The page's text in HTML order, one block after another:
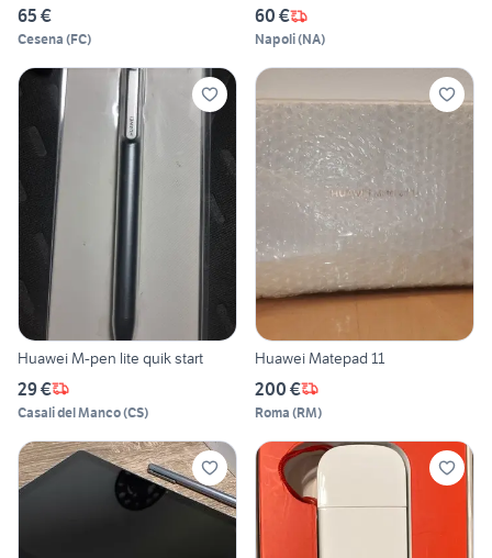
65 €
Cesena (FC)
60 €
Napoli(NA)
Huawei M-pen lite quik start
29 €
Casali del Manco(CS)
Huawei Matepad 11
200 €
Roma (RM)